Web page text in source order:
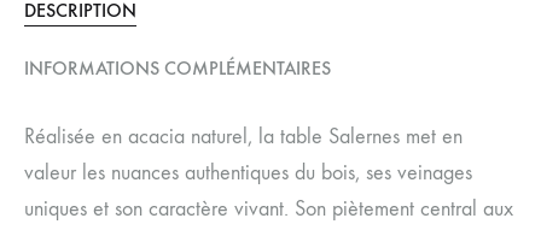
DESCRIPTION
INFORMATIONS COMPLÉMENTAIRES
Réalisée en acacia naturel, la table Salernes met en
valeur les nuances authentiques du bois, ses veinages
uniques et son caractère vivant. Son piètement central aux